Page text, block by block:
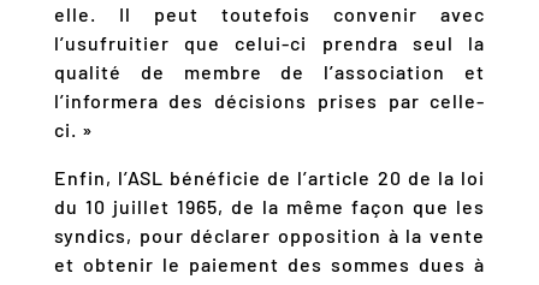
elle. Il peut toutefois convenir avec
l’usufruitier que celui-ci prendra seul la
qualité de membre de l’association et
l’informera des décisions prises par celle-
ci. »
Enfin, l’ASL bénéficie de l’article 20 de la loi
du 10 juillet 1965, de la même façon que les
syndics, pour déclarer opposition à la vente
et obtenir le paiement des sommes dues à